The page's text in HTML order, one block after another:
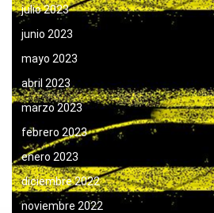
julio 2023
junio 2023
mayo 2023
abril 2023
marzo 2023
febrero 2023
enero 2023
diciembre 2022
noviembre 2022